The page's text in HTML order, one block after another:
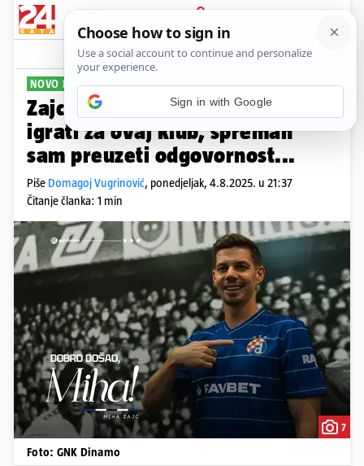
PRIJAVA
Sport Komentari
NOVO POJAČANJE
Zajc potpisao za Dinamo: Čast je
igrati za ovaj klub, spreman
sam preuzeti odgovornost...
Piše Domagoj Vugrinović, ponedjeljak, 4.8.2025. u 21:37
Čitanje članka: 1 min
7
Foto: GNK Dinamo
Sign in with Google